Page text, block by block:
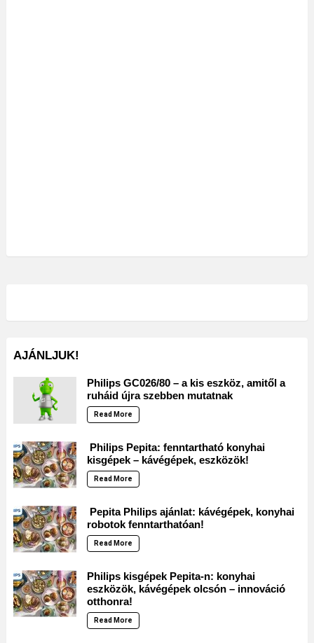
AJÁNLJUK!
Philips GC026/80 – a kis eszköz, amitől a
ruháid újra szebben mutatnak
Read More
Philips Pepita: fenntartható konyhai
kisgépek – kávégépek, eszközök!
Read More
Pepita Philips ajánlat: kávégépek, konyhai
robotok fenntarthatóan!
Read More
Philips kisgépek Pepita-n: konyhai
eszközök, kávégépek olcsón – innováció
otthonra!
Read More